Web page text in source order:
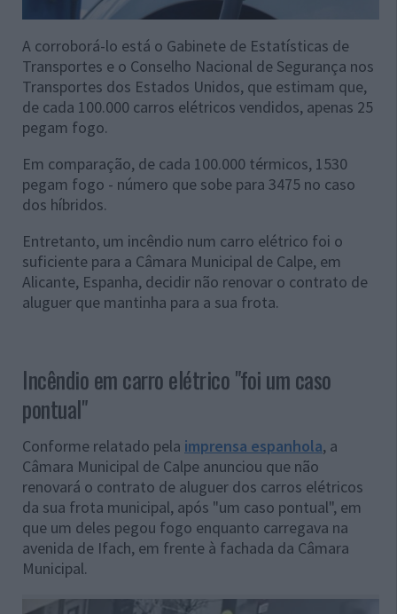
A corroborá-lo está o Gabinete de Estatísticas de
Transportes e o Conselho Nacional de Segurança nos
Transportes dos Estados Unidos, que estimam que,
de cada 100.000 carros elétricos vendidos, apenas 25
pegam fogo.
Em comparação, de cada 100.000 térmicos, 1530
pegam fogo - número que sobe para 3475 no caso
dos híbridos.
Entretanto, um incêndio num carro elétrico foi o
suficiente para a Câmara Municipal de Calpe, em
Alicante, Espanha, decidir não renovar o contrato de
aluguer que mantinha para a sua frota.
Incêndio em carro elétrico "foi um caso
pontual"
Conforme relatado pela imprensa espanhola, a
Câmara Municipal de Calpe anunciou que não
renovará o contrato de aluguer dos carros elétricos
da sua frota municipal, após "um caso pontual", em
que um deles pegou fogo enquanto carregava na
avenida de Ifach, em frente à fachada da Câmara
Municipal.